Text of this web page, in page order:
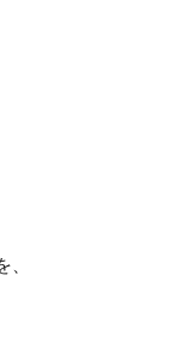
、